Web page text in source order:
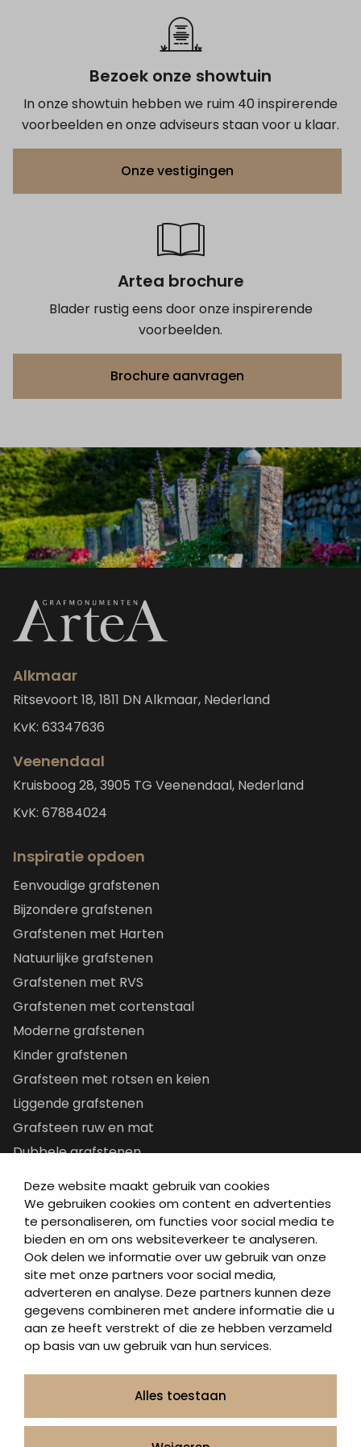
Deze website maakt gebruik van cookies
We gebruiken cookies om content en advertenties
te personaliseren, om functies voor social media te
bieden en om ons websiteverkeer te analyseren.
Ook delen we informatie over uw gebruik van onze
site met onze partners voor social media,
adverteren en analyse. Deze partners kunnen deze
gegevens combineren met andere informatie die u
aan ze heeft verstrekt of die ze hebben verzameld
op basis van uw gebruik van hun services.
Alles toestaan
Bezoek onze showtuin
In onze showtuin hebben we ruim 40 inspirerende
voorbeelden en onze adviseurs staan voor u klaar.
Onze vestigingen
Artea brochure
Blader rustig eens door onze inspirerende
voorbeelden.
Brochure aanvragen
Alkmaar
Ritsevoort 18, 1811 DN Alkmaar, Nederland
KvK: 63347636
Veenendaal
Kruisboog 28, 3905 TG Veenendaal, Nederland
KvK: 67884024
Inspiratie opdoen
Eenvoudige grafstenen
Bijzondere grafstenen
Grafstenen met Harten
Natuurlijke grafstenen
Grafstenen met RVS
Grafstenen met cortenstaal
Moderne grafstenen
Kinder grafstenen
Grafsteen met rotsen en keien
Liggende grafstenen
Grafsteen ruw en mat
Dubbele grafstenen
Letterplaten
Grafzerken kopen
Direct naar
Grafstenen
As artikelen
Urngrafmonumenten
Informatie
Contact